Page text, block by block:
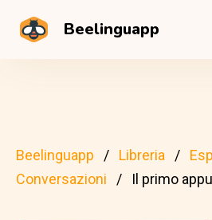
Beelinguapp
Beelinguapp Libreria
Conversazioni
Il primo